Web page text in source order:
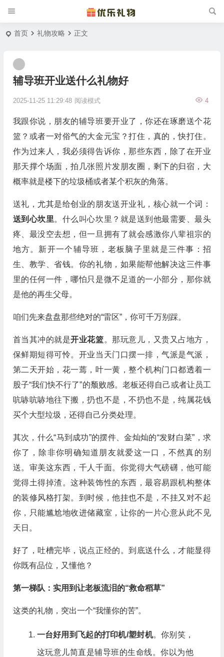
首页 礼物攻略 正文
辅导班开业送什么礼物好
2025-11-25 11:29:48 4
阅读模式
我跟你说，朋友的辅导班要开业了，你还在琢磨送个花
篮？或者一对俗气的大金元宝？打住，真的，快打住。
作为过来人，我必须得告诉你，那些东西，除了在开业
那天撑个场面，拍几张照片发朋友圈，剩下的归宿，大
概率就是楼下的垃圾桶或者某个积灰的角落。
送礼，尤其是给创业的朋友送开业礼，核心就一个词：
送到心坎里。什么叫心坎里？就是送到他最需要、最头
疼、最没空去想，但一旦拥有了就会感激你八辈祖宗的
地方。新开一个辅导班，老板脑子里就是三件事：招
生、教学、省钱。你的礼物，如果能帮他解决这三件事
里的任何一件，哪怕只是微不足道的一小部分，那你就
是他的再生父母。
咱们先来盘盘那些绝对的“雷区”，你可千万别踩。
首当其冲的就是开业花篮。那玩意儿，又贵又占地方，
保鲜期短得可怜。开业当天门口摆一排，气派是气派，
第二天开始，花一蔫，叶一黄，整个机构门口都透着一
股子“我们快不行了”的颓败感。老板还得自己或者让员工
吭哧吭哧地往下搬，扔也不是，不扔也不是，纯属花钱
买个大型垃圾，还得自己分类处理。
其次，什么“马到成功”的摆件、金灿灿的“发财白菜”，求
你了，除非你明确知道朋友就爱这一口，不然真的别
送。审美这东西，千人千面。你觉得大气磅礴，他可能
觉得土得掉渣。这种装饰性的东西，最容易跟机构整体
的装修风格打架。到时候，他挂也不是，不挂又对不起
你，只能尴尬地收进储藏室，让你的一片心意从此不见
天日。
好了，吐槽完毕，说点正经的。到底送什么，才能显得
你既有品位，又懂他？
第一梯队：实用到让老板流泪的“救命稻草”
这类的礼物，突出一个“我懂你的苦”。
一台好用到飞起的打印机/塑封机。你别笑，
这玩意儿简直是辅导班的生命线。你以为他